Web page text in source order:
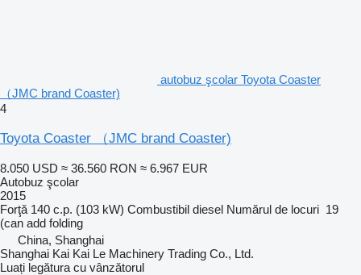
autobuz şcolar Toyota Coaster
（JMC brand Coaster)
4
Toyota Coaster （JMC brand Coaster)
8.050 USD ≈ 36.560 RON ≈ 6.967 EUR
Autobuz şcolar
2015
Forţă 140 c.p. (103 kW) Combustibil diesel Numărul de locuri 19
(can add folding
China, Shanghai
Shanghai Kai Kai Le Machinery Trading Co., Ltd.
Luați legătura cu vânzătorul